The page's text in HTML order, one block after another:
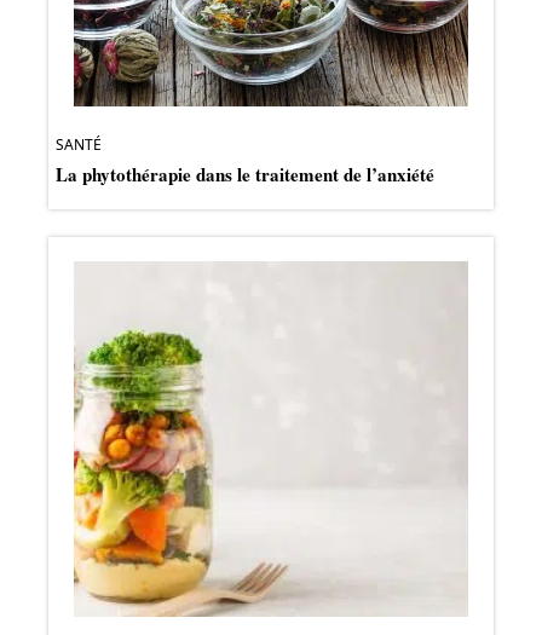
SANTÉ
La phytothérapie dans le traitement de l’anxiété